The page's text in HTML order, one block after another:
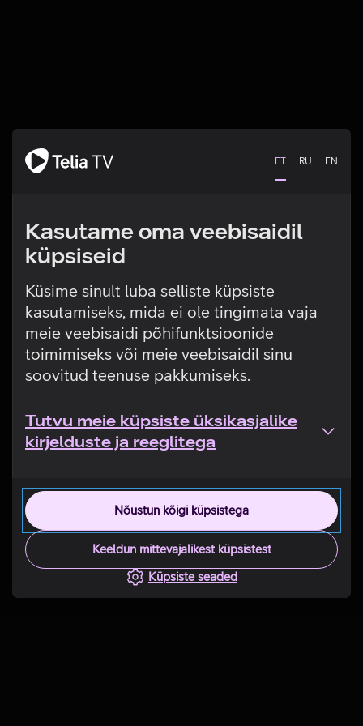
ET RU EN
Kasutame oma veebisaidil
küpsiseid
Küsime sinult luba selliste küpsiste
kasutamiseks, mida ei ole tingimata vaja
meie veebisaidi põhifunktsioonide
toimimiseks või meie veebisaidil sinu
soovitud teenuse pakkumiseks.
Tutvu meie küpsiste üksikasjalike
kirjelduste ja reeglitega
Nõustun kõigi küpsistega
Keeldun mittevajalikest küpsistest
Küpsiste seaded
Tehniline viga